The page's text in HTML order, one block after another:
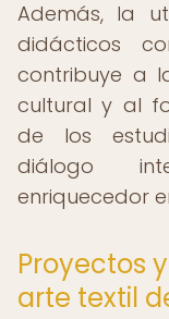
Además, la
didácticos
contribuye a
cultural y al
de los
diálogo
enriquecedor
Proyectos
arte textil